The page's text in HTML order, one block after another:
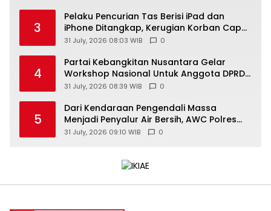
3
Pelaku Pencurian Tas Berisi iPad dan
iPhone Ditangkap, Kerugian Korban Capai
Rp25 Juta
31 July, 2026 08:03 WIB 0
4
Partai Kebangkitan Nusantara Gelar
Workshop Nasional Untuk Anggota DPRD
Kabupaten/Kota di Yogyakarta
31 July, 2026 08:39 WIB 0
5
Dari Kendaraan Pengendali Massa
Menjadi Penyalur Air Bersih, AWC Polres
Gunungkidul Bantu Warga Kekeringan
31 July, 2026 09:10 WIB 0